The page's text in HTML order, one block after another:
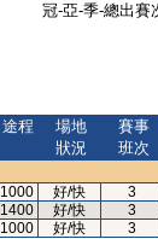
冠-亞-季-總出賽
途程
場地
狀況
賽事
班次
1000 好/快 3
1400 好/快 3
1000 好/快 3